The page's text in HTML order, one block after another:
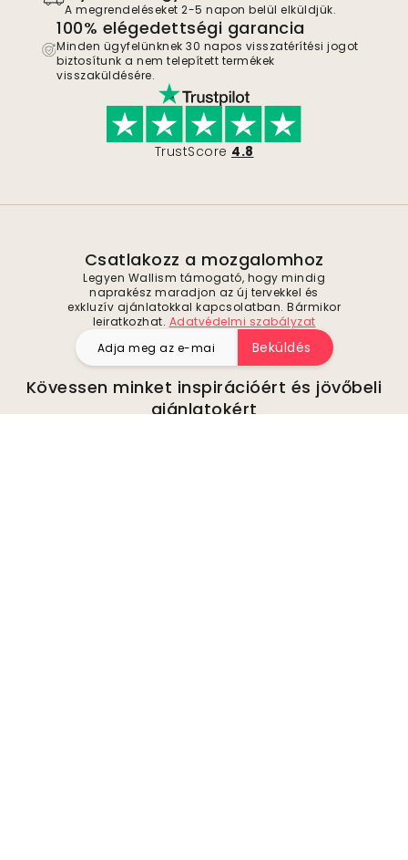
A megrendeléseket 2-5 napon belül elküldjük.
100% elégedettségi garancia
Minden ügyfelünknek 30 napos visszatérítési jogot
biztosítunk a nem telepített termékek
visszaküldésére.
TrustScore 4.8
Csatlakozz a mozgalomhoz
Legyen Wallism támogató, hogy mindig
naprakész maradjon az új tervekkel és
exkluzív ajánlatokkal kapcsolatban. Bármikor
leiratkozhat. Adatvédelmi szabályzat
Beküldés
Kövessen minket inspirációért és jövőbeli
ajánlatokért